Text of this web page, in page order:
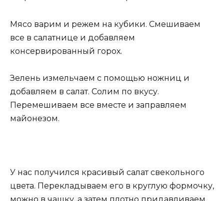
Мясо варим и режем на кубики. Смешиваем
все в салатнице и добавляем
консервированный горох.
Зелень измельчаем с помощью ножниц и
добавляем в салат. Солим по вкусу.
Перемешиваем все вместе и заправляем
майонезом.
У нас получился красивый салат свекольного
цвета. Перекладываем его в круглую формочку,